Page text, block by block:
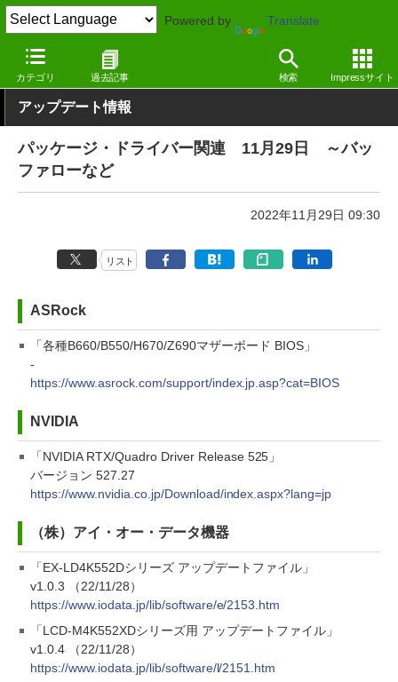
Powered by Translate
カテゴリ 過去記事 検索 Impressサイト
窓の杜 その他の話題 アップデート
アップデート情報
パッケージ・ドライバー関連 11月29日 ～バッ
ファローなど
2022年11月29日 09:30
リスト
ASRock
「各種B660/B550/H670/Z690マザーボード BIOS」
-
https://www.asrock.com/support/index.jp.asp?cat=BIOS
NVIDIA
「NVIDIA RTX/Quadro Driver Release 525」
バージョン 527.27
https://www.nvidia.co.jp/Download/index.aspx?lang=jp
（株）アイ・オー・データ機器
「EX-LD4K552Dシリーズ アップデートファイル」
v1.0.3 （22/11/28）
https://www.iodata.jp/lib/software/e/2153.htm
「LCD-M4K552XDシリーズ用 アップデートファイル」
v1.0.4 （22/11/28）
https://www.iodata.jp/lib/software/l/2151.htm